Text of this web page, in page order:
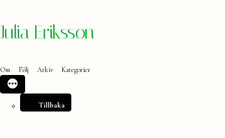
Hoppa
Julia Eriksson
Om Följ Arkiv Kategorier
Tillbaka